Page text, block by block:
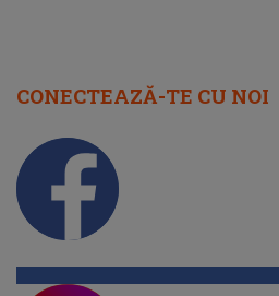
CONECTEAZĂ-TE CU NOI